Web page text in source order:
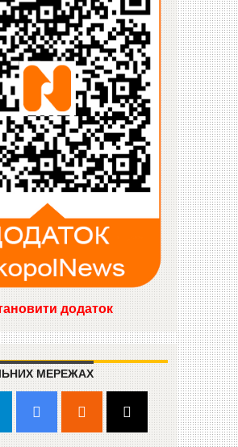
додаток
МЕРЕЖАХ